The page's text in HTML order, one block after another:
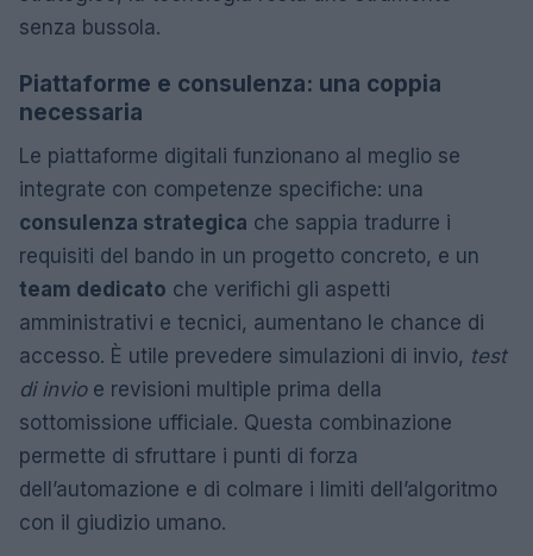
senza bussola.
Piattaforme e consulenza: una coppia
necessaria
Le piattaforme digitali funzionano al meglio se
integrate con competenze specifiche: una
consulenza strategica che sappia tradurre i
requisiti del bando in un progetto concreto, e un
team dedicato che verifichi gli aspetti
amministrativi e tecnici, aumentano le chance di
accesso. È utile prevedere simulazioni di invio, test
di invioe revisioni multiple prima della
sottomissione ufficiale. Questa combinazione
permette di sfruttare i punti di forza
dell’automazione e di colmare i limiti dell’algoritmo
con il giudizio umano.